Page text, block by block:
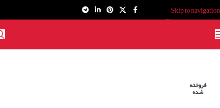
Skip to navigation
Skip to main content
فروخته
شده